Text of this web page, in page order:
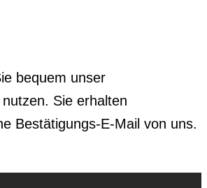
bequem unser
nutzen. Sie erhalten
Bestätigungs-E-Mail von uns.